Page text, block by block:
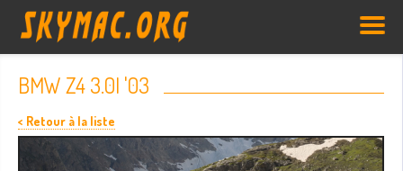
BMW Z4 3.0I '03
< Retour à la liste